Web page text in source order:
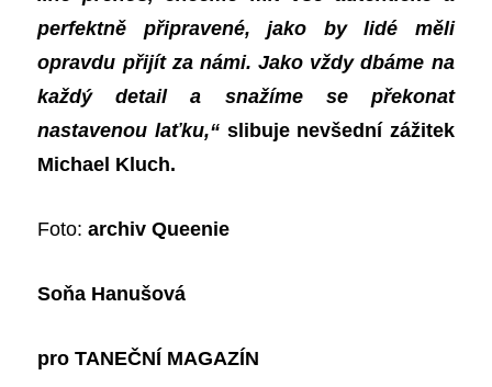
perfektně připravené, jako by lidé měli
opravdu přijít za námi. Jako vždy dbáme na
každý detail a snažíme se překonat
nastavenou laťku,“ slibuje nevšední zážitek
Michael Kluch.
Foto:archiv Queenie
Soňa Hanušová
proTANEČNÍ MAGAZÍN